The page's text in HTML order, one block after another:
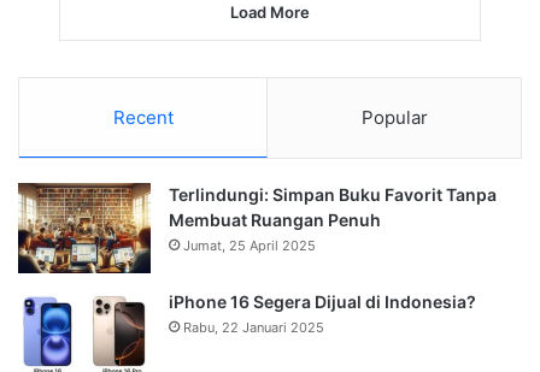
Load More
Recent Popular
Terlindungi: Simpan Buku Favorit Tanpa
Membuat Ruangan Penuh
Jumat, 25 April 2025
iPhone 16 Segera Dijual di Indonesia?
Rabu, 22 Januari 2025